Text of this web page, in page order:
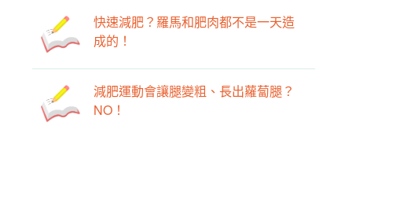
快速減肥？羅馬和肥肉都不是一天造
成的！
減肥運動會讓腿變粗、長出蘿蔔腿？
NO！